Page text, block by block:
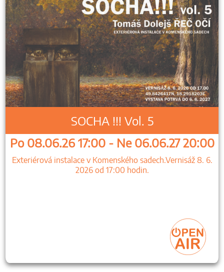
SOCHA !!! Vol. 5
Po 08.06.26 17:00 - Ne 06.06.27 20:00
Exteriérová instalace v Komenského sadech.Vernisáž 8. 6.
2026 od 17:00 hodin.